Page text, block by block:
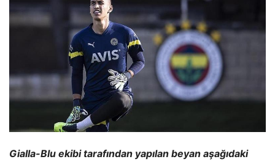
Gialla-Blu ekibi tarafından yapılan beyan aşağıdaki